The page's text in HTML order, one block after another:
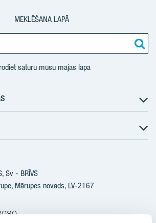
MEKLĒŠANA LAPĀ
saturu mūsu mājas lapā
Sv - BRĪVS
Mārupes novads, LV-2167